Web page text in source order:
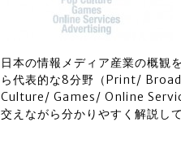
日本の情報メディア産業の概観
ら代表的な8分野（Print/
Culture/ Games/ Online
交えながら分かりやすく解説して